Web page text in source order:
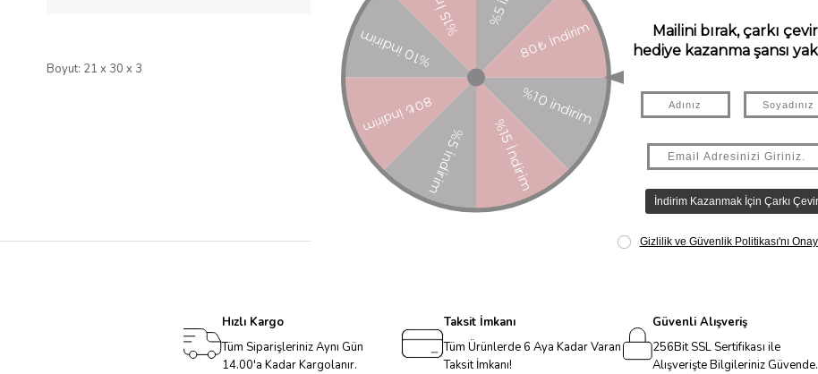
Boyut: 21 x 30 x 3
Hızlı Kargo
Tüm Siparişleriniz Aynı Gün
14.00'a Kadar Kargolanır.
Taksit İmkanı
Tüm Ürünlerde 6 Aya Kadar Varan
Taksit İmkanı!
Güvenli Alışveriş
256Bit SSL Sertifikası ile
Alışverişte Bilgileriniz Güvende.